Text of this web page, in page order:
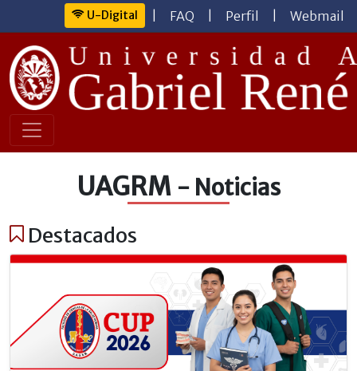
U-Digital FAQ Perfil Webmail
UAGRM - Noticias
Destacados